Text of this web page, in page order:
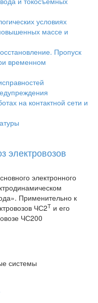
условиях
массе и
Пропуск
временном
на контактной сети и
электровозов
электронного
Применительно к
ЧС2Т и его
ЧС200
системы